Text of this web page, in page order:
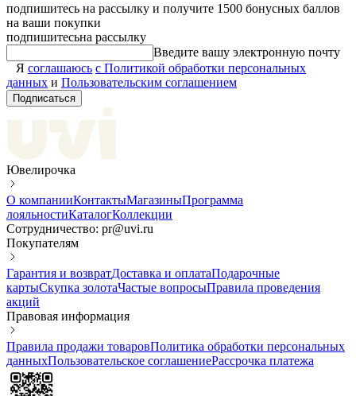
подпишитесь на рассылку и получите 1500 бонусных баллов
на ваши покупки
подпишитесьна рассылку
Введите вашу электронную почту
Я соглашаюсь с Политикой обработки персональных
данных и Пользовательским соглашением
Подписаться
Ювелирочка
О компанииКонтактыМагазиныПрограмма
лояльностиКаталогКоллекции
Сотрудничество: pr@uvi.ru
Покупателям
Гарантия и возвратДоставка и оплатаПодарочные
картыСкупка золотаЧастые вопросыПравила проведения
акций
Правовая информация
Правила продажи товаровПолитика обработки персональных
данныхПользовательское соглашениеРассрочка платежа